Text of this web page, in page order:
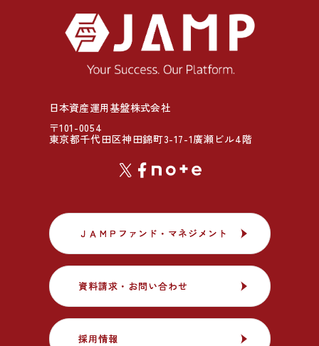
日本資産運用基盤株式会社
〒101-0054
東京都千代田区神田錦町3-17-1廣瀬ビル4階
ＪＡＭＰファンド・マネジメント
ＪＡＭＰファンド・マネジメント
資料請求・お問い合わせ
資料請求・お問い合わせ
採用情報
採用情報